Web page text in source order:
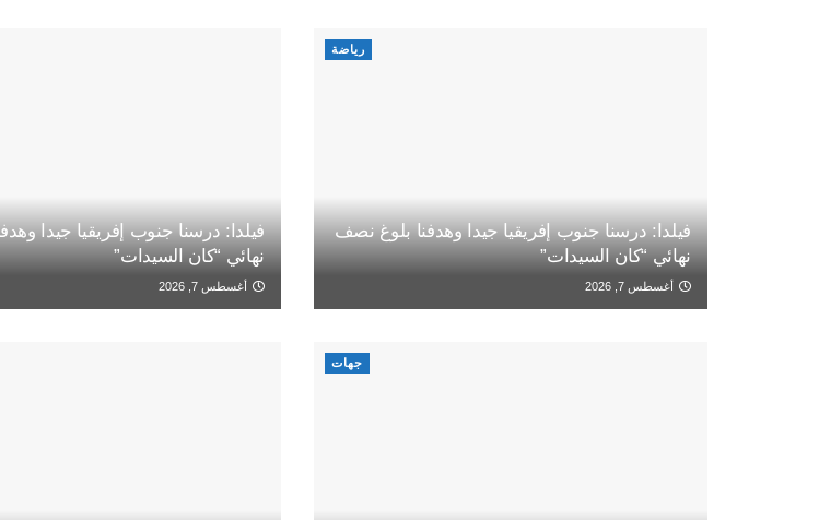
رياضة
فيلدا: درسنا جنوب إفريقيا جيدا وهدفنا بلوغ نصف
نهائي “كان السيدات”
أغسطس 7, 2026
فيلدا: درسنا جنوب إفريقيا جيدا
نهائي “كان السيدات”
أغسطس 7, 2026
جهات